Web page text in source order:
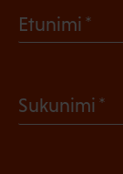
Etunimi
Sukunimi